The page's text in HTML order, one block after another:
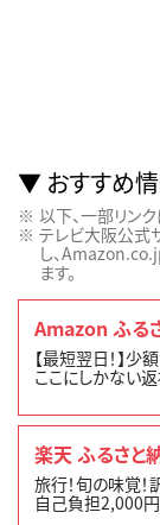
おすすめ
以下、一部リン
テレビ大阪公式
し、
ます。
Amazon ふる
【最短翌日！】少
ここにしかない返
楽天 ふるさと
旅行！旬の味覚！
自己負担2,000円